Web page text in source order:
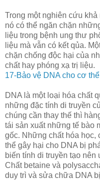
Trong một nghiên cứu
nó có thể ngăn chặn
liệu trong bệnh ung thư
liệu mà vẫn có kết qủa.
chặn chống độc hại của
chất hay phóng xạ trị liệu.
17-Bảo vệ DNA cho cơ
DNA là một loại hóa chất
những đặc tính di truyền
chúng cần thay thế thì
tái sản xuất những tế bào
gốc. Những chất hóa học,
thể gây hại cho DNA bị
biến tính di truyền tạo
Chất betaine và
duy trì và sửa chữa DNA